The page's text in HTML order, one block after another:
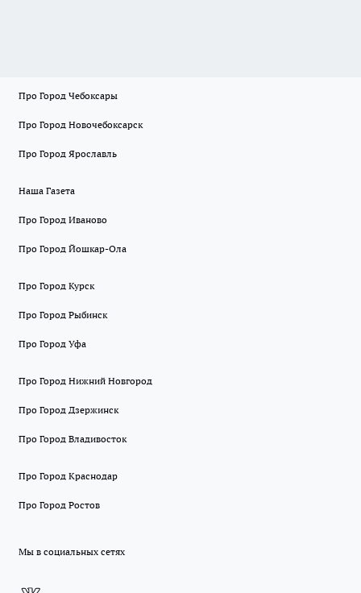
Про Город Чебоксары
Про Город Новочебоксарск
Про Город Ярославль
Наша Газета
Про Город Иваново
Про Город Йошкар-Ола
Про Город Курск
Про Город Рыбинск
Про Город Уфа
Про Город Нижний Новгород
Про Город Дзержинск
Про Город Владивосток
Про Город Краснодар
Про Город Ростов
Мы в социальных сетях